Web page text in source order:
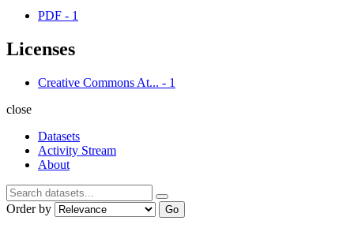
PDF - 1
Licenses
Creative Commons At... - 1
close
Datasets
Activity Stream
About
Order by Go